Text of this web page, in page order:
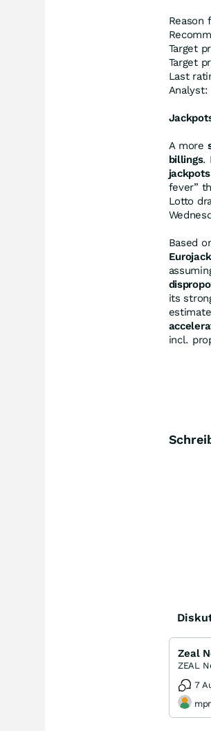
Reason
Target
Target
Last
Analyst:
A more
billings.
jackpots
fever”
Lotto
Based
its
incl.
Zeal
ZEAL
7